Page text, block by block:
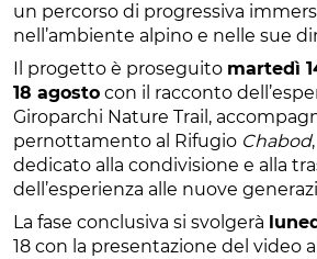
un percorso di progressiva
nell’ambiente alpino e nelle sue
Il progetto è proseguito martedì
18 agosto con il racconto
Giroparchi Nature Trail,
pernottamento al Rifugio Chabod
dedicato alla condivisione e alla
dell’esperienza alle nuove
La fase conclusiva si svolgerà
18 con la presentazione del video